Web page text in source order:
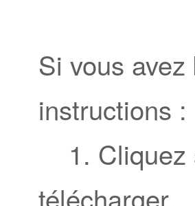
Si vous
instructions :
1. Cliquez
télécharger.